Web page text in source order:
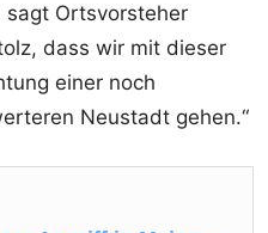
sagt Ortsvorsteher
dass wir mit dieser
einer noch
Neustadt gehen.“